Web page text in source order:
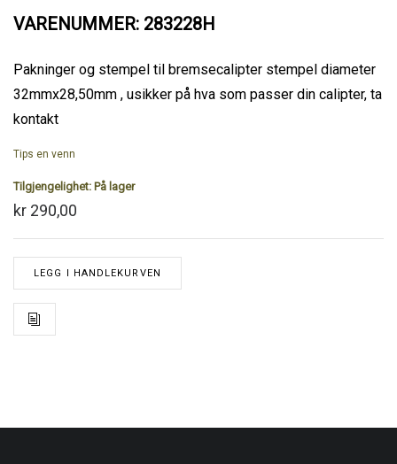
VARENUMMER: 283228H
Pakninger og stempel til bremsecalipter stempel diameter
32mmx28,50mm , usikker på hva som passer din calipter, ta
kontakt
Tips en venn
Tilgjengelighet: På lager
kr 290,00
LEGG I HANDLEKURVEN